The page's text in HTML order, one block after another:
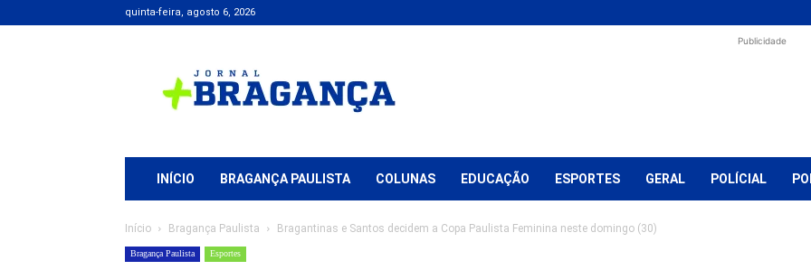
quinta-feira, agosto 6, 2026
+
Bragança
Publicidade
INÍCIO BRAGANÇA PAULISTA COLUNAS EDUCAÇÃO ESPORTES GERAL POLÍCIAL
Início Bragança Paulista Bragantinas e Santos decidem a Copa Paulista Feminina neste domingo (30)
Bragança Paulista Esportes